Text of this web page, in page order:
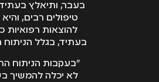
בעבר, ותיאלץ
טיפולים רבים, והיא
להוצאות רפואיות
בעתיד, בגלל הניתוח
"בעקבות הניתוח
לא יכלה להמשיך